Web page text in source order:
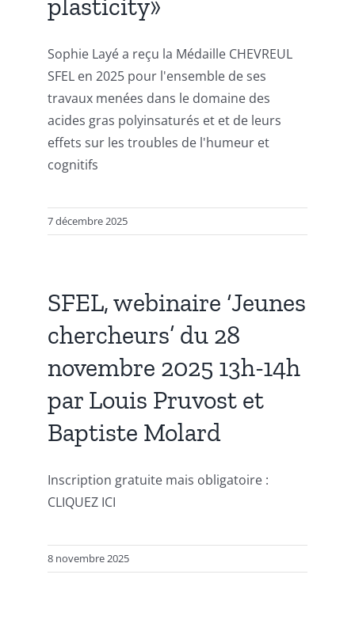
plasticity»
Sophie Layé a reçu la Médaille CHEVREUL
SFEL en 2025 pour l'ensemble de ses
travaux menées dans le domaine des
acides gras polyinsaturés et et de leurs
effets sur les troubles de l'humeur et
cognitifs
7 décembre 2025
SFEL, webinaire ‘Jeunes
chercheurs’ du 28
novembre 2025 13h-14h
par Louis Pruvost et
Baptiste Molard
Inscription gratuite mais obligatoire :
CLIQUEZ ICI
8 novembre 2025